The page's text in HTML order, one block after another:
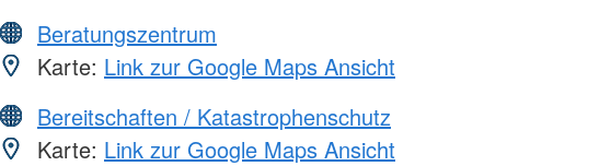
Beratungszentrum
Karte: Link zur Google Maps Ansicht
Bereitschaften / Katastrophenschutz
Karte: Link zur Google Maps Ansicht